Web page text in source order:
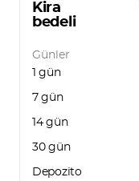
Kira
bedeli
Günler
1 gün
7 gün
14 gün
30 gün
Depozito